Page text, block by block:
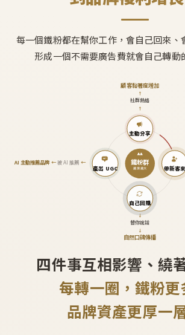
每一個鐵粉都在幫你工作，會自己回來、
形成一個不需要廣告費就會自己轉動
鐵粉群
越滾越大
主動分享
↑
社群熱絡
↑
顧客黏著度增加
帶新客來
自己回購
↓
替你說話
↓
自然口碑傳播
產出 UGC
AI 主動推薦品牌←被 AI 推薦 ←
四件事互相影響、繞
每轉一圈，鐵粉更
品牌資產更厚一